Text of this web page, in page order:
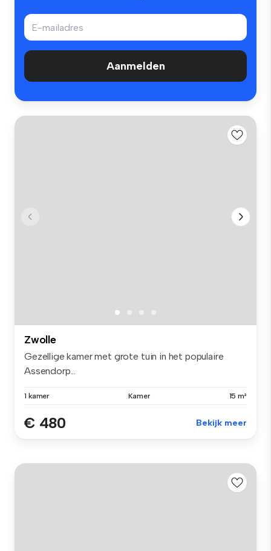
Aanmelden
Zwolle
Gezellige kamer met grote tuin in het populaire
Assendorp...
1 kamer Kamer 15 m²
€ 480 Bekijk meer